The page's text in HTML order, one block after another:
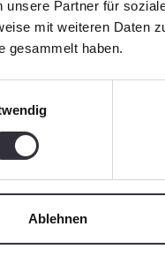
unsere Partner für
mit weiteren Daten
gesammelt haben.
Ablehnen
fiabilidad y
a todos los que